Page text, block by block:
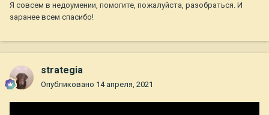
Я совсем в недоумении, помогите, пожалуйста, разобраться. И
заранее всем спасибо!
strategia
Опубликовано 14 апреля, 2021